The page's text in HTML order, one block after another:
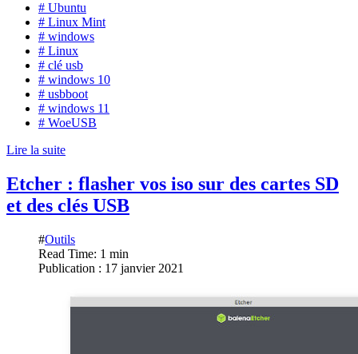
# Ubuntu
# Linux Mint
# windows
# Linux
# clé usb
# windows 10
# usbboot
# windows 11
# WoeUSB
Lire la suite
Etcher : flasher vos iso sur des cartes SD
et des clés USB
#Outils
Read Time: 1 min
Publication : 17 janvier 2021